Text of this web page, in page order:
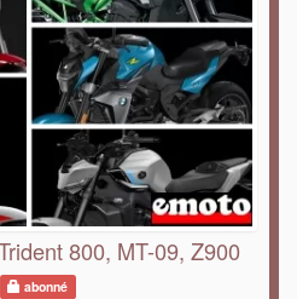
800, MT-09, Z900
abonné